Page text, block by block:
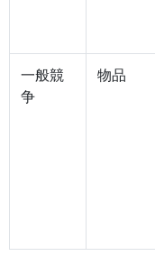
一般競
争
物品